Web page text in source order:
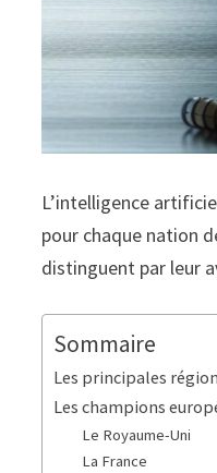
L’intelligence
pour chaque nation
distinguent par leur
Sommaire
Les principales
Les champions
Le Royaume-Uni
La France